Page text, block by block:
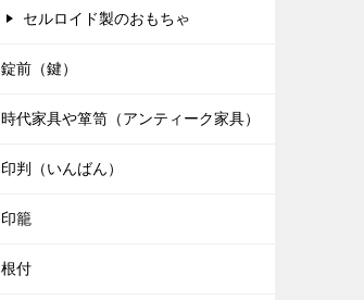
セルロイド製のおもちゃ
錠前（鍵）
時代家具や箪笥（アンティーク家具）
印判（いんばん）
印籠
根付